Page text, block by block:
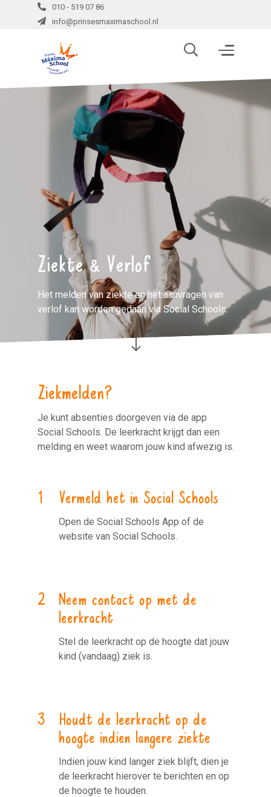
010 - 519 07 86
info@prinsesmaximaschool.nl
Ziekte & Verlof
Het melden van ziekte en het aanvragen van
verlof kan worden gedaan via Social Schools.
Ziekmelden?
Je kunt absenties doorgeven via de app
Social Schools. De leerkracht krijgt dan een
melding en weet waarom jouw kind afwezig is.
Vermeld het in Social Schools
Open de Social Schools App of de
website van Social Schools.
Neem contact op met de
leerkracht
Stel de leerkracht op de hoogte dat jouw
kind (vandaag) ziek is.
Houdt de leerkracht op de
hoogte indien langere ziekte
Indien jouw kind langer ziek blijft, dien je
de leerkracht hierover te berichten en op
de hoogte te houden.